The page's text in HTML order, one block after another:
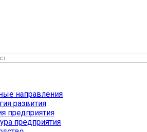
направления
развития
предприятия
предприятия